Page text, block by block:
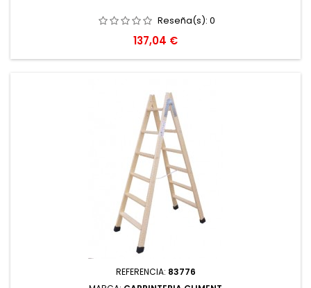
Reseña(s): 0
Precio
137,04 €
REFERENCIA: 83776